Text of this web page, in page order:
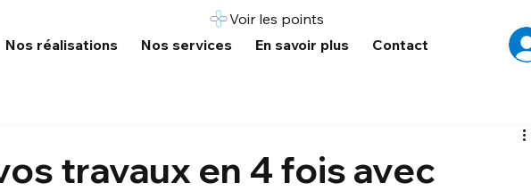
Nos réalisations Nos services En savoir plus Contact
Voir les points
travaux en 4 fois avec